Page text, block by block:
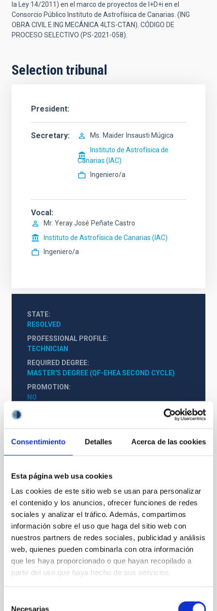
Consentimiento Detalles Acerca de las cookies
Esta página web usa cookies
Las cookies de este sitio web se usan para personalizar
el contenido y los anuncios, ofrecer funciones de redes
sociales y analizar el tráfico. Además, compartimos
información sobre el uso que haga del sitio web con
nuestros partners de redes sociales, publicidad y análisis
web, quienes pueden combinarla con otra información
que les haya proporcionado o que hayan recopilado a
partir del uso que haya hecho de sus servicios.
Necesarias
la Ley 14/2011) en el marco de proyectos de I+D+i en el
Consorcio Público Instituto de Astrofísica de Canarias. (ING
OBRA CIVIL E ING MECÁNICA 4LTS-CTAN). CÓDIGO DE
PROCESO SELECTIVO (PS-2021-058).
Selection tribunal
President
Secretary Ms. Maider Insausti Múgica
Instituto de Astrofísica de
Canarias (IAC)
Ingeniero/a
Vocal
Mr. Yeray José Peñate Castro
Instituto de Astrofísica de Canarias (IAC)
Ingeniero/a
STATE
RESOLVED
PROFESSIONAL PROFILE
TECHNICIAN
REQUIRED DEGREE
MASTER'S DEGREE (QF-EHEA SECOND CYCLE)
PROMOTION
NO
PS-2021-058 BASES CONVOCATORIA